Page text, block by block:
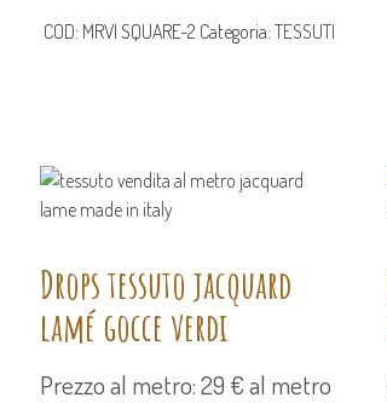
AND
COD: MRVI SQUARE-2 Categoria:TESSUTI
Drops tessuto jacquard
lamé gocce verdi
Prezzo al metro: 29 € al metro